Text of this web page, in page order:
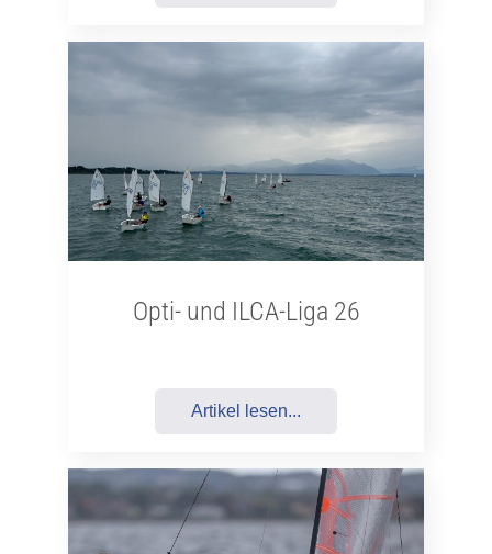
Opti- und ILCA-Liga 26
Artikel lesen...